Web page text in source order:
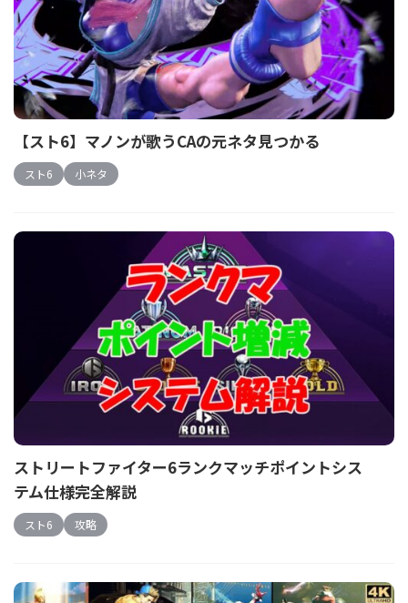
【スト6】マノンが歌うCAの元ネタ見つかる
スト6 小ネタ
ストリートファイター6ランクマッチポイントシス
テム仕様完全解説
スト6 攻略